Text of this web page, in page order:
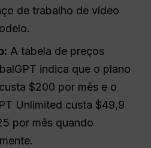
de trabalho de vídeo
A tabela de preços
indica que o plano
$200 por mês e o
Unlimited custa $49,9
por mês quando